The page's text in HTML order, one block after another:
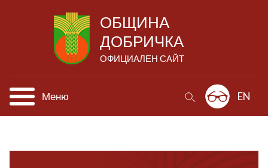
ОБЩИНА
ДОБРИЧКА
ОФИЦИАЛЕН САЙТ
Меню EN